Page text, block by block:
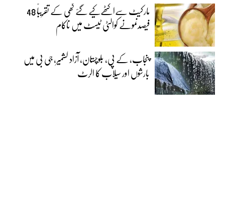
مارکیٹ سےاکٹھےکیے گئے گھی کے تقریباً 48
فیصدنمونے کوالٹی ٹیسٹ میں ناکام
پنجاب، کے پی، بلوچستان، آزاد کشمیر، جی بی میں
بارشوں اور سیلاب کا الرٹ